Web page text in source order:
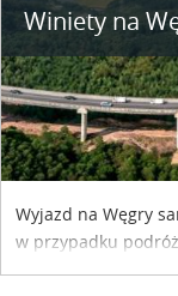
Winiety na
Wyjazd na Węgry
w przypadku
służbowej.